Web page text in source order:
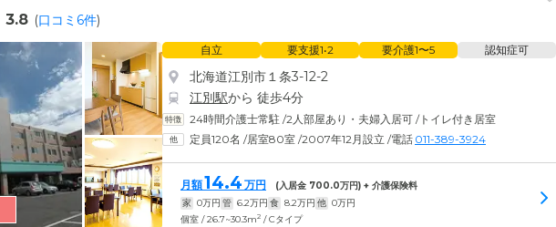
3.8 (口コミ6件)
自立 要支援1•2 要介護1〜5 認知症可
北海道江別市１条3-12-2
江別駅から 徒歩4分
24時間介護士常駐 /2人部屋あり・夫婦入居可 /トイレ付き居室
定員120名 /居室80室 /2007年12月設立 /電話 011-389-3924
月額14.4 万円 (入居金 700.0万円) + 介護保険料
家 0万円 管 6.2万円 食 8.2万円 他 0万円
個室 / 26.7~30.3m2 / Cタイプ